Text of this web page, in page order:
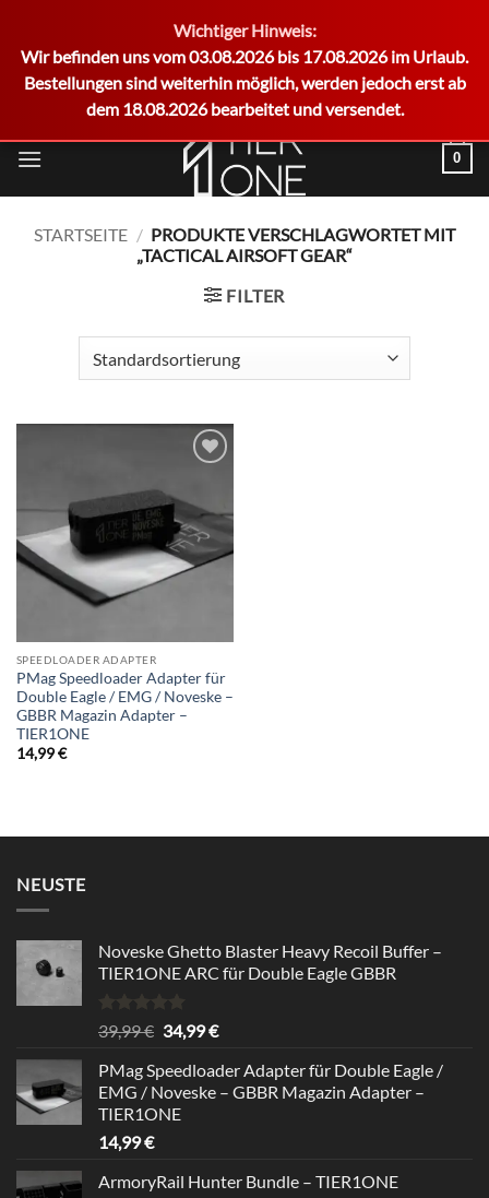
Wichtiger Hinweis:
Wir befinden uns vom 03.08.2026 bis 17.08.2026 im Urlaub.
Bestellungen sind weiterhin möglich, werden jedoch erst ab
dem 18.08.2026 bearbeitet und versendet.
Inhalt
0
STARTSEITE / PRODUKTE VERSCHLAGWORTET MIT
„TACTICAL AIRSOFT GEAR“
FILTER
SPEEDLOADER ADAPTER
PMag Speedloader Adapter für
Double Eagle / EMG / Noveske –
GBBR Magazin Adapter –
TIER1ONE
14,99€
NEUSTE
Noveske Ghetto Blaster Heavy Recoil Buffer –
TIER1ONE ARC für Double Eagle GBBR
Bewertet
mit
von 5
39,99€ Ursprünglicher
war:
39,99 €
34,99€Aktueller
ist:
34,99 €.
PMag Speedloader Adapter für Double Eagle /
EMG / Noveske – GBBR Magazin Adapter –
TIER1ONE
14,99€
ArmoryRail Hunter Bundle – TIER1ONE